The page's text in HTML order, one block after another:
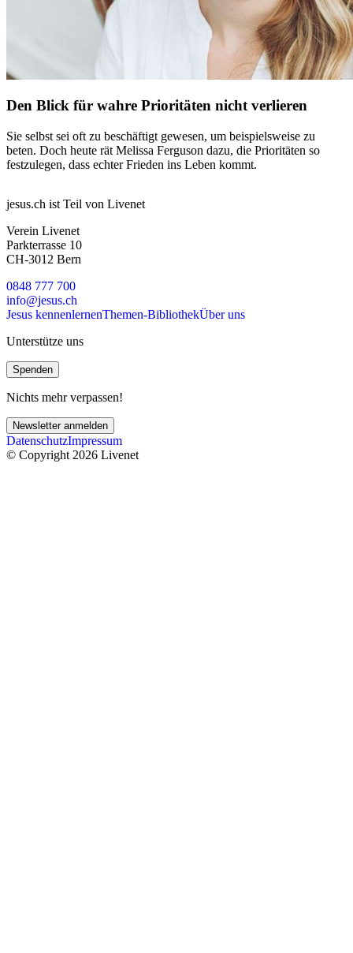
Den Blick für wahre Prioritäten nicht verlieren
Sie selbst sei oft zu beschäftigt gewesen, um beispielsweise zu
beten. Doch heute rät Melissa Ferguson dazu, die Prioritäten so
festzulegen, dass echter Frieden ins Leben kommt.
jesus.ch ist Teil von Livenet
Verein Livenet
Parkterrasse 10
CH-3012 Bern
0848 777 700
info@jesus.ch
Jesus kennenlernenThemen-BibliothekÜber uns
Unterstütze uns
Spenden
Nichts mehr verpassen!
Newsletter anmelden
DatenschutzImpressum
© Copyright 2026 Livenet